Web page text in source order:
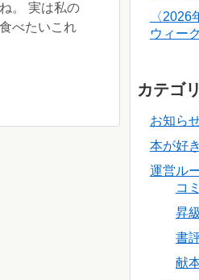
。 実は私の
べたいこれ
〈
ウィー
カテゴ
お知ら
本が好
運営ル
コ
昇
書
献